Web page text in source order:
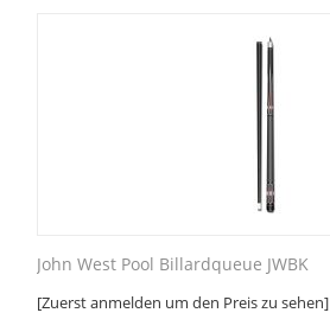
John West Pool Billardqueue JWBK
[Zuerst anmelden um den Preis zu sehen]